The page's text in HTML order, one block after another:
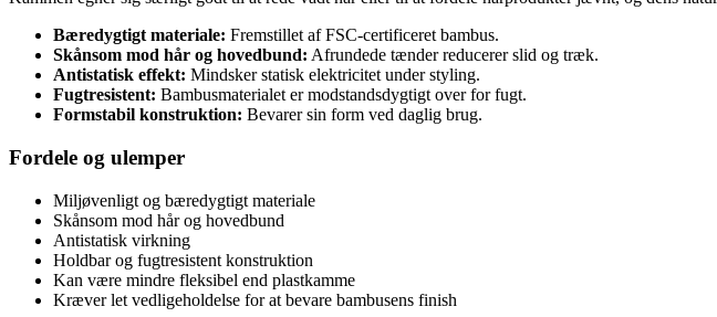
Bæredygtigt materiale: Fremstillet af FSC-certificeret bambus.
Skånsom mod hår og hovedbund: Afrundede tænder reducerer slid og træk.
Antistatisk effekt: Mindsker statisk elektricitet under styling.
Fugtresistent: Bambusmaterialet er modstandsdygtigt over for fugt.
Formstabil konstruktion: Bevarer sin form ved daglig brug.
Fordele og ulemper
Miljøvenligt og bæredygtigt materiale
Skånsom mod hår og hovedbund
Antistatisk virkning
Holdbar og fugtresistent konstruktion
Kan være mindre fleksibel end plastkamme
Kræver let vedligeholdelse for at bevare bambusens finish